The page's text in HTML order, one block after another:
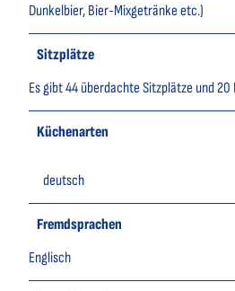
Dunkelbier, Bier-Mixgetränke etc.)
Sitzplätze
Es gibt 44 überdachte Sitzplätze und
Küchenarten
deutsch
Fremdsprachen
Englisch